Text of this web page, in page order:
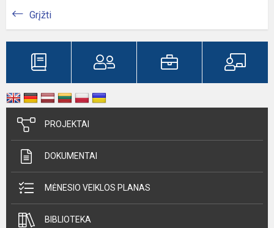
Grįžti
PROJEKTAI
DOKUMENTAI
MĖNESIO VEIKLOS PLANAS
BIBLIOTEKA